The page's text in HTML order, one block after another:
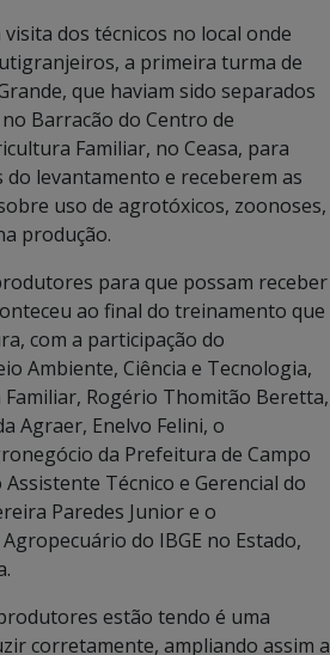
dos técnicos no local onde
a primeira turma de
que haviam sido separados
Barracão do Centro de
Familiar, no Ceasa, para
levantamento e receberem as
uso de agrotóxicos, zoonoses,
produção.
para que possam receber
ao final do treinamento que
com a participação do
Ambiente, Ciência e Tecnologia,
Rogério Thomitão Beretta,
Agraer, Enelvo Felini, o
da Prefeitura de Campo
Técnico e Gerencial do
Paredes Junior e o
do IBGE no Estado,
estão tendo é uma
corretamente, ampliando assim a